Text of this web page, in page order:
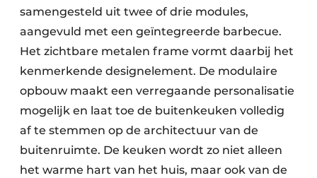
samengesteld uit twee of drie modules,
aangevuld met een geïntegreerde barbecue.
Het zichtbare metalen frame vormt daarbij het
kenmerkende designelement. De modulaire
opbouw maakt een verregaande personalisatie
mogelijk en laat toe de buitenkeuken volledig
af te stemmen op de architectuur van de
buitenruimte. De keuken wordt zo niet alleen
het warme hart van het huis, maar ook van de